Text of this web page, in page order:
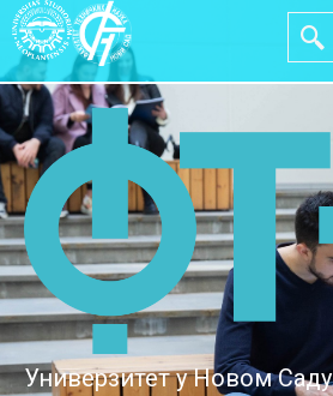
Универзитет у Новом Саду